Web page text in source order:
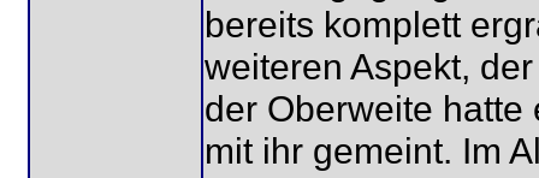
bereits komplett
weiteren Aspekt,
der Oberweite hatte
mit ihr gemeint. Im